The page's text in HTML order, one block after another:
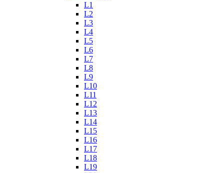
L1
L2
L3
L4
L5
L6
L7
L8
L9
L10
L11
L12
L13
L14
L15
L16
L17
L18
L19